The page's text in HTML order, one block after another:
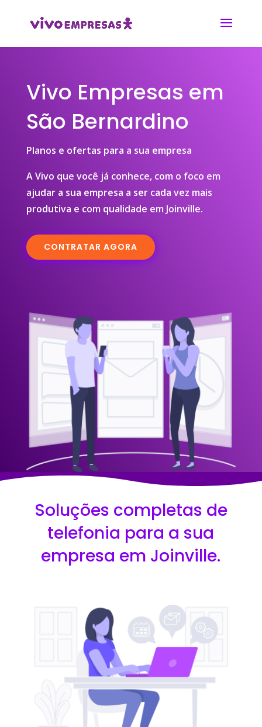
Vivo Empresas em
São Bernardino
Planos e ofertas para a sua empresa
A Vivo que você já conhece, com o foco em
ajudar a sua empresa a ser cada vez mais
produtiva e com qualidade em Joinville.
CONTRATAR AGORA
Soluções completas de
telefonia para a sua
empresa em Joinville.